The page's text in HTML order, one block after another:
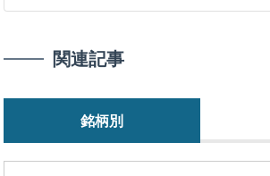
関連記事
銘柄別